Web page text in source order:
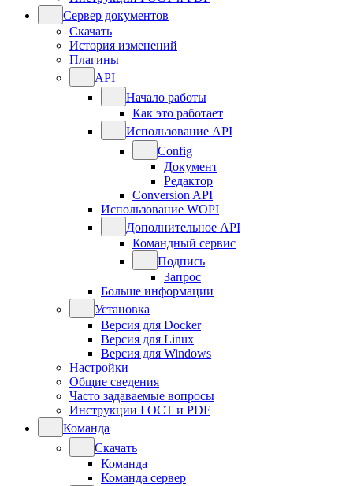
Сервер документов
Скачать
История изменений
Плагины
API
Начало работы
Как это работает
Использование API
Config
Документ
Редактор
Conversion API
Использование WOPI
Дополнительное API
Командный сервис
Подпись
Запрос
Больше информации
Установка
Версия для Docker
Версия для Linux
Версия для Windows
Настройки
Общие сведения
Часто задаваемые вопросы
Инструкции ГОСТ и PDF
Команда
Скачать
Команда
Команда сервер